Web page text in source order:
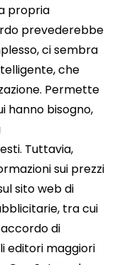
propria
prevederebbe
ci sembra
che
Permette
hanno bisogno,
Tuttavia,
sui prezzi
sito web di
tra cui
di
editori maggiori